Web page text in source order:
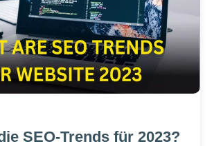
SEO-Trends für 2023?